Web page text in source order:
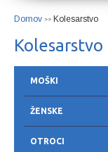
Domov >> Kolesarstvo
Kolesarstvo
MOŠKI
ŽENSKE
OTROCI